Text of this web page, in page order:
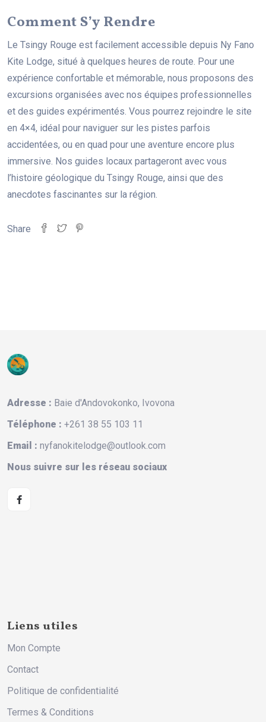
Comment S’y Rendre
Le Tsingy Rouge est facilement accessible depuis Ny Fano
Kite Lodge, situé à quelques heures de route. Pour une
expérience confortable et mémorable, nous proposons des
excursions organisées avec nos équipes professionnelles
et des guides expérimentés. Vous pourrez rejoindre le site
en 4×4, idéal pour naviguer sur les pistes parfois
accidentées, ou en quad pour une aventure encore plus
immersive. Nos guides locaux partageront avec vous
l’histoire géologique du Tsingy Rouge, ainsi que des
anecdotes fascinantes sur la région.
Share
Adresse : Baie d'Andovokonko, Ivovona
Téléphone : +261 38 55 103 11
Email : nyfanokitelodge@outlook.com
Nous suivre sur les réseau sociaux
Liens utiles
Mon Compte
Contact
Politique de confidentialité
Termes & Conditions